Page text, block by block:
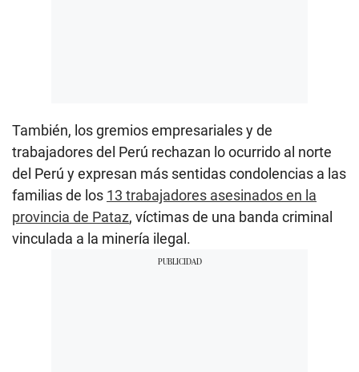
También, los gremios empresariales y de
trabajadores del Perú rechazan lo ocurrido al norte
del Perú y expresan más sentidas condolencias a las
familias de los 13 trabajadores asesinados en la
provincia de Pataz, víctimas de una banda criminal
vinculada a la minería ilegal.